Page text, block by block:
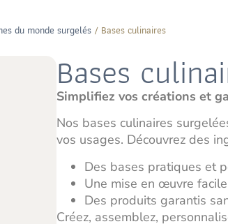
du monde surgelés / Bases culinaires
Bases
Simplifiez vos créations et
Nos bases culinaires
vos usages. Découvrez des
Des bases pratiques et
Une mise en œuvre
Des produits garantis
Créez, assemblez,